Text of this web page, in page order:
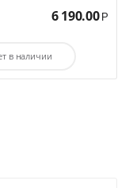
6 190.00 Р
в наличии